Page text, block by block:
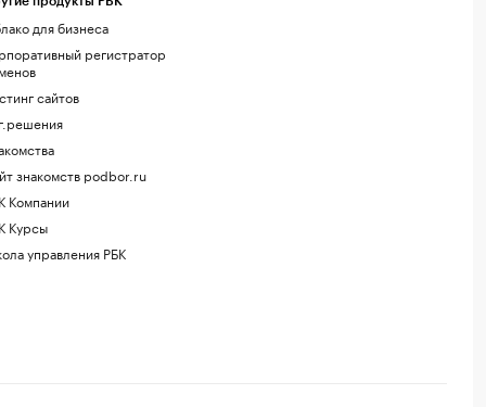
для бизнеса
регистратор
сайтов
знакомств podbor.ru
Компании
Курсы
управления РБК